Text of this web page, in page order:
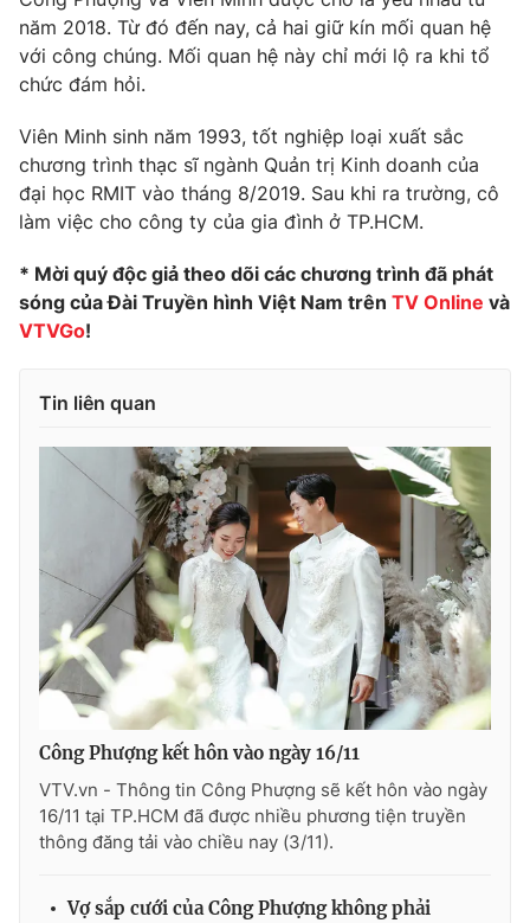
năm 2018. Từ đó đến nay, cả hai giữ kín mối quan hệ
với công chúng. Mối quan hệ này chỉ mới lộ ra khi tổ
chức đám hỏi.
Viên Minh sinh năm 1993, tốt nghiệp loại xuất sắc
chương trình thạc sĩ ngành Quản trị Kinh doanh của
đại học RMIT vào tháng 8/2019. Sau khi ra trường, cô
làm việc cho công ty của gia đình ở TP.HCM.
* Mời quý độc giả theo dõi các chương trình đã phát
sóng của Đài Truyền hình Việt Nam trên TV Online và
VTVGo!
Tin liên quan
Công Phượng kết hôn vào ngày 16/11
VTV.vn - Thông tin Công Phượng sẽ kết hôn vào ngày
16/11 tại TP.HCM đã được nhiều phương tiện truyền
thông đăng tải vào chiều nay (3/11).
Vợ sắp cưới của Công Phượng không phải